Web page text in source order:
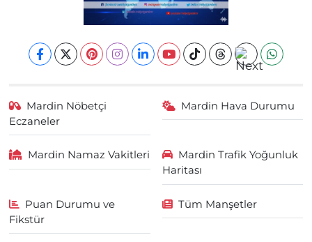
Mardin Nöbetçi
Eczaneler
Mardin Hava Durumu
Mardin Namaz Vakitleri
Mardin Trafik Yoğunluk
Haritası
Puan Durumu ve
Fikstür
Tüm Manşetler